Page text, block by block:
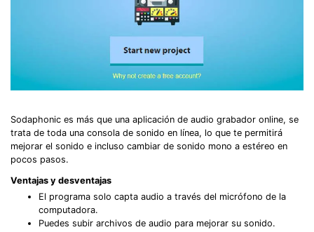
Sodaphonic es más que una aplicación de audio grabador online, se
trata de toda una consola de sonido en línea, lo que te permitirá
mejorar el sonido e incluso cambiar de sonido mono a estéreo en
pocos pasos.
Ventajas y desventajas
El programa solo capta audio a través del micrófono de la
computadora.
Puedes subir archivos de audio para mejorar su sonido.